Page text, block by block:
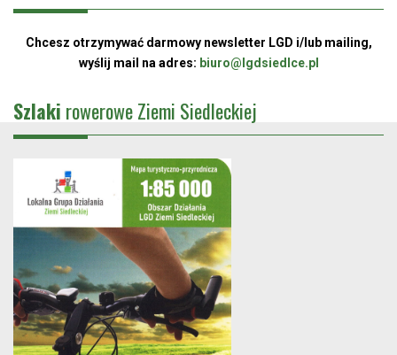
Chcesz otrzymywać darmowy newsletter LGD i/lub mailing,
wyślij mail na adres: biuro@lgdsiedlce.pl
Szlaki rowerowe Ziemi Siedleckiej